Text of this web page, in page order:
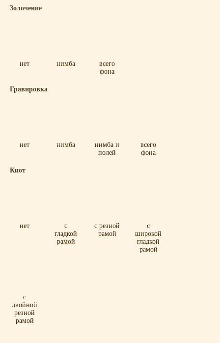
Золочение
нет нимба
всего
фона
Гравировка
нет нимба
нимба и
полей
всего
фона
Киот
нет
с
гладкой
рамой
с резной
рамой
с
широкой
гладкой
рамой
с
двойной
резной
рамой